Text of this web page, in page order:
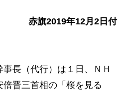
赤旗2019年12月2日付
長（代行）は１日、ＮＨ
倍晋三首相の「桜を見る